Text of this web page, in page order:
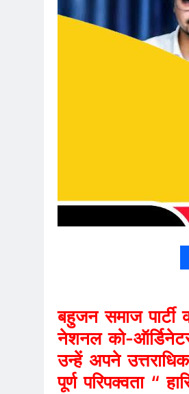
बहुजन समाज
नेशनल को-
उन्हें अपने
पूर्ण परिपक्वता “